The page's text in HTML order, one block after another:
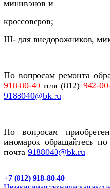
минивэнов и
кроссоверов;
III- для внедорожников,
По вопросам ремонта
918-80-40 или(812) 942-
9188040@bk.ru
По вопросам
иномарок обращайтесь по
почта 9188040@bk.ru
+7 (812) 918-80-40